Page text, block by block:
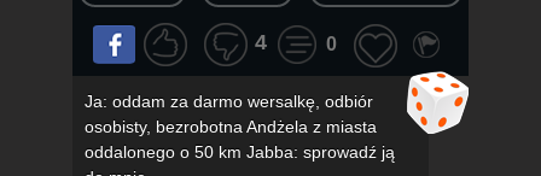
4 0
Ja: oddam za darmo wersalkę, odbiór
osobisty, bezrobotna Andżela z miasta
oddalonego o 50 km Jabba: sprowadź ją